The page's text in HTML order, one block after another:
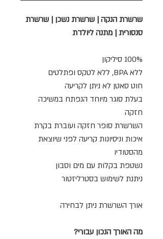
שרשרת הנקה | שרשרת נשכן | שרשרת
סנסורית | מתנה ליולדת
100% סיליקון
ללא BPA, ללא לטקס ופתלטים
חוט סאטן לא ניתן לקריעה
בעלת סוגר מיוחד הנפתח במשיכה
חזקה
השרשרת סופר חזקה ועוברת בקרת
איכות וניסיונות קריעה לפני שיוצאת
מהסטודיו
נשטפת בקלות עם מים וסבון
ניתנת לשימוש בסטרליזטור
אורך השרשרת ניתן לבחירה
מה האורך הנכון עבורי?